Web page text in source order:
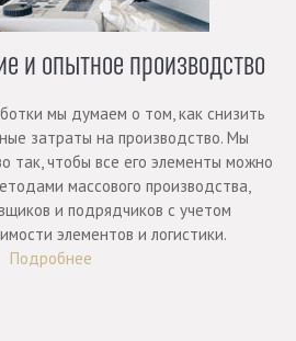
и опытное производство
мы думаем о том, как снизить
затраты на производство. Мы
так, чтобы все его элементы можно
массового производства,
и подрядчиков с учетом
элементов и логистики.
Подробнее